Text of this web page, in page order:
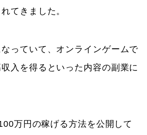
てきました。
っていて、オンラインゲームで
入を得るといった内容の副業に
万円の稼げる方法を公開して